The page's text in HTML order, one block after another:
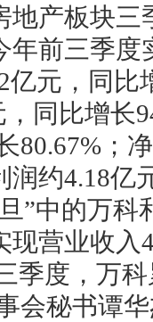
地产板块
前三季度
亿元，同
同比增长
80.67%；
润约4.18亿
中的万科
营业收入
季度，万
会秘书谭